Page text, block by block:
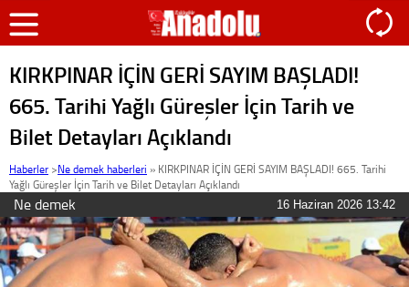
KIRKPINAR İÇİN GERİ SAYIM BAŞLADI!
665. Tarihi Yağlı Güreşler İçin Tarih ve
Bilet Detayları Açıklandı
Haberler >Ne demek haberleri » KIRKPINAR İÇİN GERİ SAYIM BAŞLADI! 665. Tarihi
Yağlı Güreşler İçin Tarih ve Bilet Detayları Açıklandı
Ne demek 16 Haziran 2026 13:42